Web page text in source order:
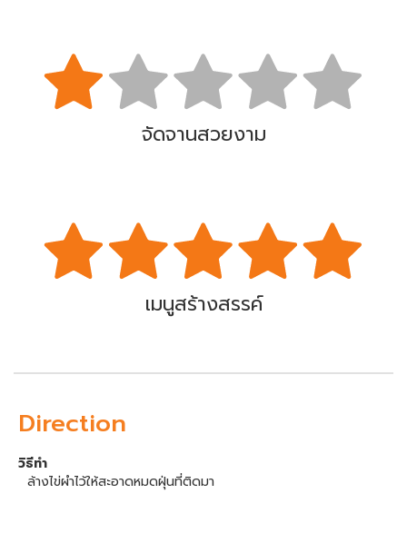
จัดจานสวยงาม
เมนูสร้างสรรค์
Direction
วิธีทำ
ล้างไข่ผำไว้ให้สะอาดหมดฝุ่นที่ติดมา